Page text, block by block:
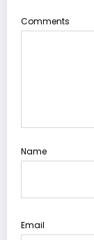
Comments
Name
Email